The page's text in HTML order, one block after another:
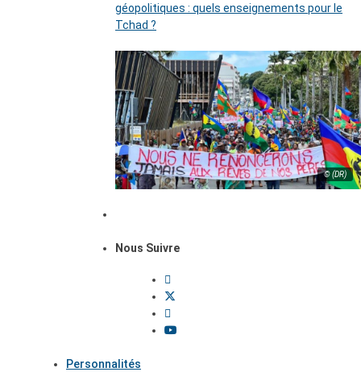
géopolitiques : quels enseignements pour le
Tchad ?
© (DR)
Nous Suivre
Personnalités